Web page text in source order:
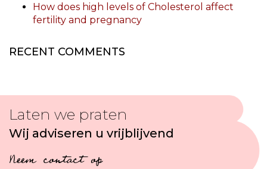
How does high levels of Cholesterol affect
fertility and pregnancy
RECENT COMMENTS
Laten we praten
Wij adviseren u vrijblijvend
Neem contact op